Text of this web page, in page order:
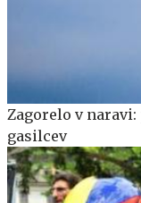
Zagorelo v
gasilcev